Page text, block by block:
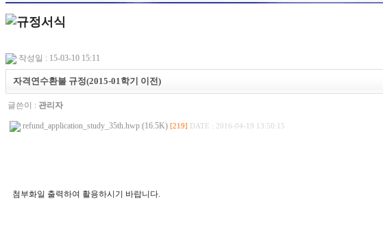
작성일 : 15-03-10 15:11
자격연수환불 규정(2015-01학기 이전)
글쓴이 : 관리자
refund_application_study_35th.hwp (16.5K) [219] DATE : 2016-04-19 13:50:15
첨부화일 출력하여 활용하시기 바랍니다.